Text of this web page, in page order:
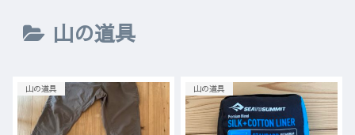
山の道具
山の道具 山の道具